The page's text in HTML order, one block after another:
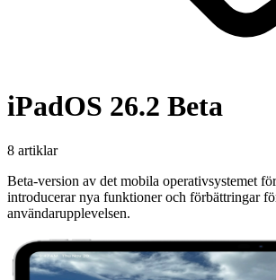
iPadOS 26.2 Beta
8 artiklar
Beta-version av det mobila operativsystemet
introducerar nya funktioner och förbättringar
användarupplevelsen.